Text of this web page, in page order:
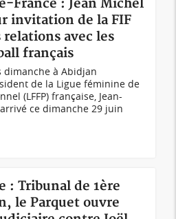
France : Jean Michel
invitation de la FIF
avec les
français
dimanche à Abidjan
de la Ligue féminine de
(LFFP) française, Jean-
ce dimanche 29 juin
: Tribunal de 1ère
le Parquet ouvre